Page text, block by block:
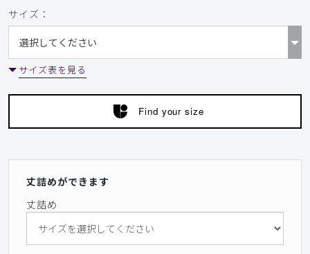
サイズ：
サイズ表を見る
Find your size
丈詰めができます
丈詰め